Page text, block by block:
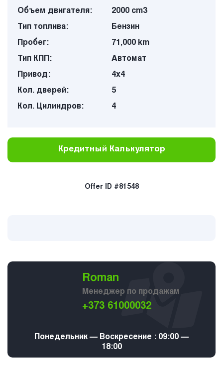
Объем двигателя:
2000 cm3
Тип топлива:
Бензин
Пробег:
71,000 km
Тип КПП:
Автомат
Привод:
4х4
Кол. дверей:
5
Кол. Цилиндров:
4
Кредитный Калькулятор
Offer ID #81548
Roman
Менеджер по продажам
+373 61000032
Понедельник — Воскресение : 09:00 —
18:00